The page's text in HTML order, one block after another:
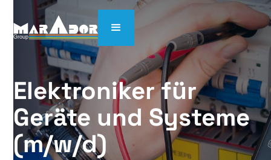
Elektroniker für
Geräte und Systeme
(m/w/d)